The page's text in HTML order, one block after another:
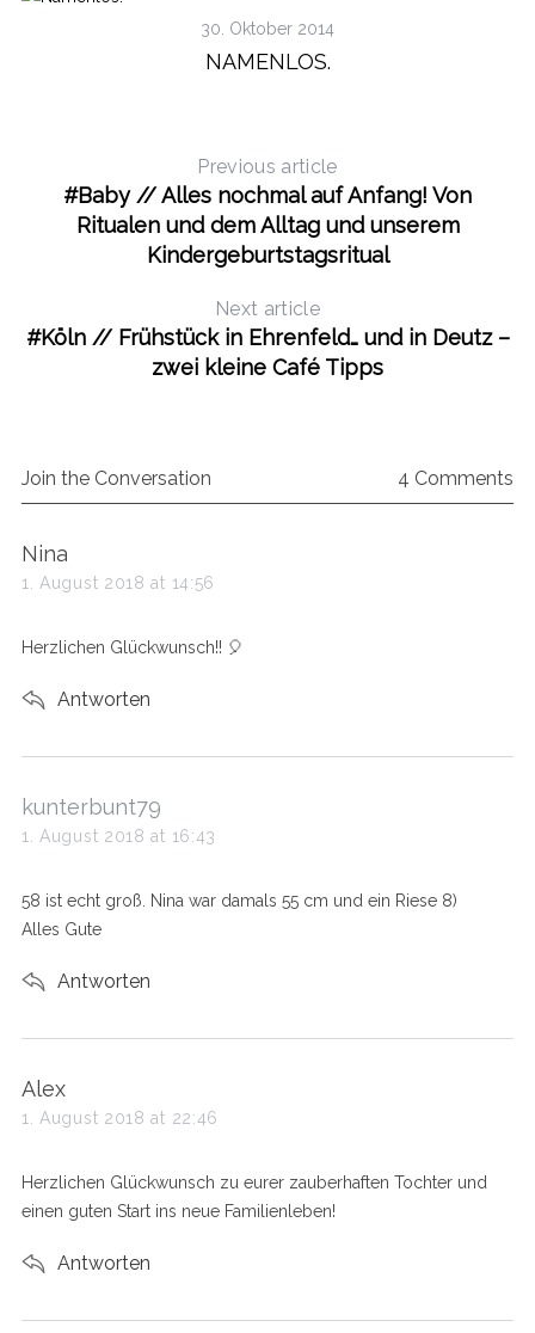
30. Oktober 2014
NAMENLOS.
Previous article
#Baby // Alles nochmal auf Anfang! Von
Ritualen und dem Alltag und unserem
Kindergeburtstagsritual
Next article
#Köln // Frühstück in Ehrenfeld… und in Deutz –
zwei kleine Café Tipps
Join the Conversation 4 Comments
s
a
s
Nina
1. August 2018 at 14:56
Herzlichen Glückwunsch!! 🎈
Antworten
s
a
s
kunterbunt79
1. August 2018 at 16:43
58 ist echt groß. Nina war damals 55 cm und ein Riese 8)
Alles Gute
Antworten
s
a
s
Alex
1. August 2018 at 22:46
Herzlichen Glückwunsch zu eurer zauberhaften Tochter und
einen guten Start ins neue Familienleben!
Antworten